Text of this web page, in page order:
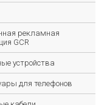
рекламная
GCR
устройства
для телефонов